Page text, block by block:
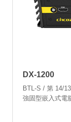
DX-1200
BTL-S / 第 14/
強固型嵌入式電